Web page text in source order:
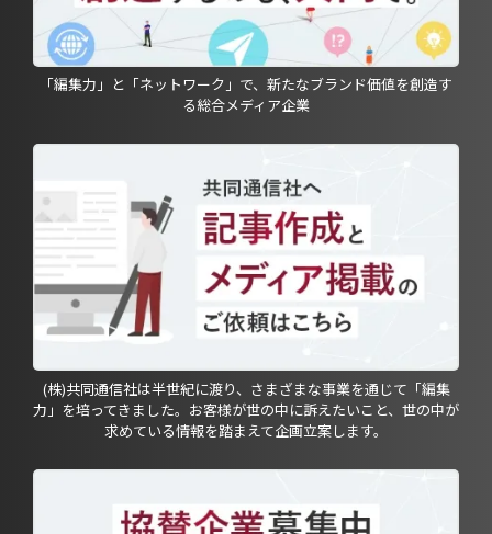
「編集力」と「ネットワーク」で、新たなブランド価値を創造す
る総合メディア企業
(株)共同通信社は半世紀に渡り、さまざまな事業を通じて「編集
力」を培ってきました。お客様が世の中に訴えたいこと、世の中が
求めている情報を踏まえて企画立案します。